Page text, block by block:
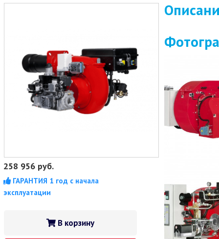
258 956 руб.
ГАРАНТИЯ 1 год с начала
эксплуатации
В корзину